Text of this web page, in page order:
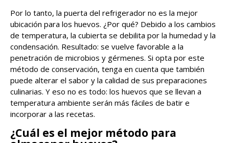
Por lo tanto, la puerta del refrigerador no es la mejor
ubicación para los huevos. ¿Por qué? Debido a los cambios
de temperatura, la cubierta se debilita por la humedad y la
condensación. Resultado: se vuelve favorable a la
penetración de microbios y gérmenes. Si opta por este
método de conservación, tenga en cuenta que también
puede alterar el sabor y la calidad de sus preparaciones
culinarias. Y eso no es todo: los huevos que se llevan a
temperatura ambiente serán más fáciles de batir e
incorporar a las recetas.
¿Cuál es el mejor método para